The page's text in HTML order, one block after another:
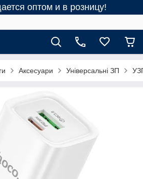
оптом и в розницу!
Аксесуари Універсальні ЗП